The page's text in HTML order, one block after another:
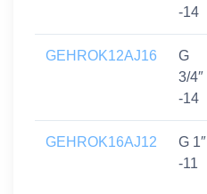
-14
GEHROK12AJ16
G
3/4″
-14
GEHROK16AJ12
G 1″
-11